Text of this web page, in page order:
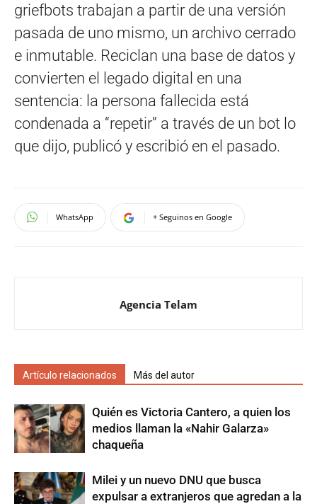
griefbots trabajan a partir de una versión
pasada de uno mismo, un archivo cerrado
e inmutable. Reciclan una base de datos y
convierten el legado digital en una
sentencia: la persona fallecida está
condenada a “repetir” a través de un bot lo
que dijo, publicó y escribió en el pasado.
WhatsApp + Seguinos en Google
Agencia Telam
Artículo relacionados Más del autor
Quién es Victoria Cantero, a quien los
medios llaman la «Nahir Galarza»
chaqueña
Milei y un nuevo DNU que busca
expulsar a extranjeros que agredan a la